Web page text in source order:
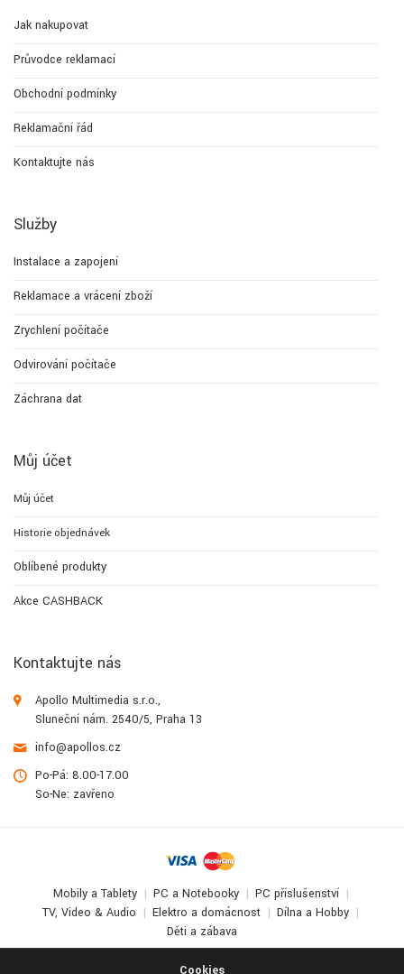
Cookies
Jak nakupovat
Průvodce reklamací
Obchodní podmínky
Reklamační řád
Kontaktujte nás
Služby
Instalace a zapojení
Reklamace a vrácení zboží
Zrychlení počítače
Odvirování počítače
Záchrana dat
Můj účet
Můj účet
Historie objednávek
Oblíbené produkty
Akce CASHBACK
Kontaktujte nás
Apollo Multimedia s.r.o.,
Sluneční nám. 2540/5, Praha 13
info@apollos.cz
Po-Pá: 8.00-17.00
So-Ne: zavřeno
Mobily a Tablety PC a Notebooky
PC příslušenství
TV, Video & Audio
Elektro a domácnost
Dílna a Hobby
Děti a zábava